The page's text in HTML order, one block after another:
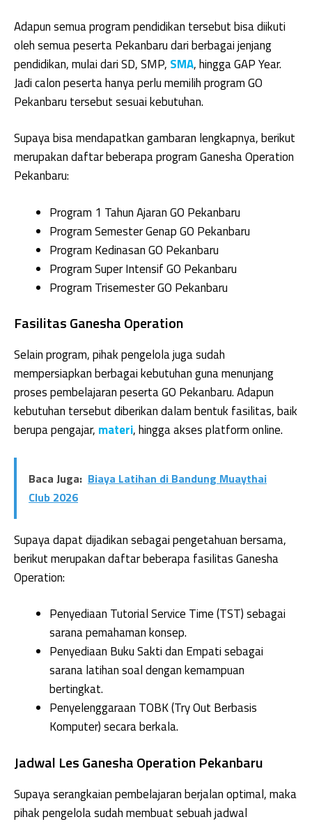
Adapun semua program pendidikan tersebut bisa diikuti
oleh semua peserta Pekanbaru dari berbagai jenjang
pendidikan, mulai dari SD, SMP, SMA, hingga GAP Year.
Jadi calon peserta hanya perlu memilih program GO
Pekanbaru tersebut sesuai kebutuhan.
Supaya bisa mendapatkan gambaran lengkapnya, berikut
merupakan daftar beberapa program Ganesha Operation
Pekanbaru:
Program 1 Tahun Ajaran GO Pekanbaru
Program Semester Genap GO Pekanbaru
Program Kedinasan GO Pekanbaru
Program Super Intensif GO Pekanbaru
Program Trisemester GO Pekanbaru
Fasilitas Ganesha Operation
Selain program, pihak pengelola juga sudah
mempersiapkan berbagai kebutuhan guna menunjang
proses pembelajaran peserta GO Pekanbaru. Adapun
kebutuhan tersebut diberikan dalam bentuk fasilitas, baik
berupa pengajar, materi, hingga akses platform online.
Baca Juga: Biaya Latihan di Bandung Muaythai
Club 2026
Supaya dapat dijadikan sebagai pengetahuan bersama,
berikut merupakan daftar beberapa fasilitas Ganesha
Operation:
Penyediaan Tutorial Service Time (TST) sebagai
sarana pemahaman konsep.
Penyediaan Buku Sakti dan Empati sebagai
sarana latihan soal dengan kemampuan
bertingkat.
Penyelenggaraan TOBK (Try Out Berbasis
Komputer) secara berkala.
Jadwal Les Ganesha Operation Pekanbaru
Supaya serangkaian pembelajaran berjalan optimal, maka
pihak pengelola sudah membuat sebuah jadwal